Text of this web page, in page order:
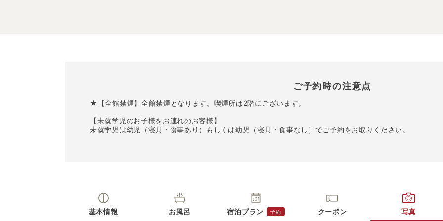
ご予約時の注意点
★【全館禁煙】全館禁煙となります。喫煙所は2階にございます。
【未就学児のお子様をお連れのお客様】
未就学児は幼児（寝具・食事あり）もしくは幼児（寝具・食事なし）でご予約をお取りください。
基本情報 お風呂 宿泊プラン 予約 クーポン 写真